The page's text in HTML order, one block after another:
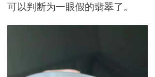
可以判断为一眼假的翡翠了。